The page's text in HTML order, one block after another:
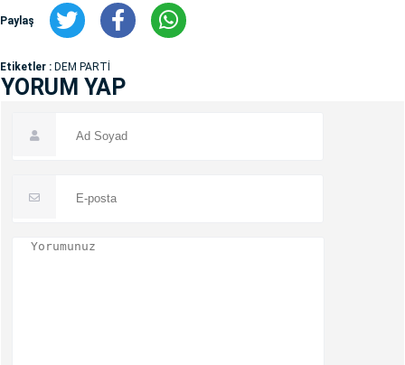
Paylaş
Etiketler : DEM PARTİ
YORUM YAP